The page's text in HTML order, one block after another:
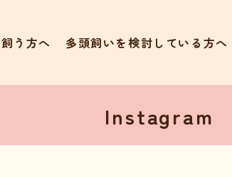
う方へ 多頭飼いを検討している方へ
Instagram